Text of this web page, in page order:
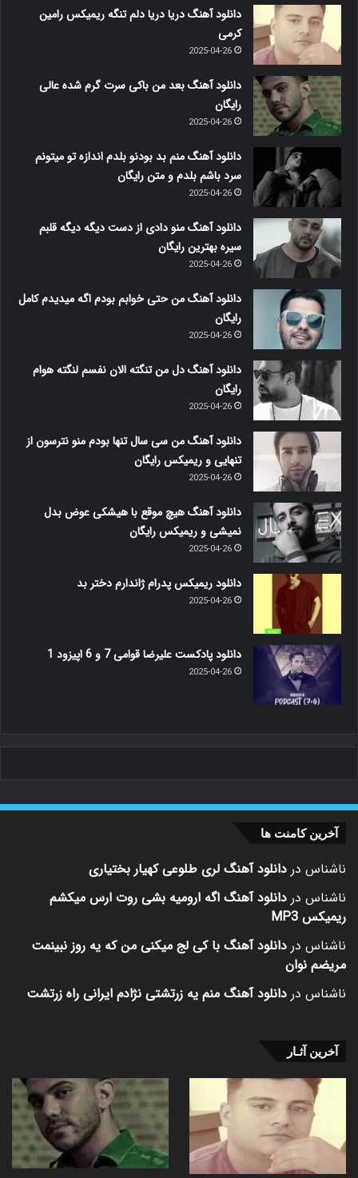
دانلود آهنگ دریا دریا دلم تنگه ریمیکس رامین
کرمی
2025-04-26
دانلود آهنگ بعد من باکی سرت گرم شده عالی
رایگان
2025-04-26
دانلود آهنگ منم بد بودنو بلدم اندازه تو میتونم
سرد باشم بلدم و متن رایگان
2025-04-26
دانلود آهنگ منو دادی از دست دیگه دیگه قلبم
سیره بهترین رایگان
2025-04-26
دانلود آهنگ من حتی خوابم بودم اگه میدیدم کامل
رایگان
2025-04-26
دانلود آهنگ دل من تنگته الان نفسم لنگته هوام
رایگان
2025-04-26
دانلود آهنگ من سی سال تنها بودم منو نترسون از
تنهایی و ریمیکس رایگان
2025-04-26
دانلود آهنگ هیچ موقع با هیشکی عوض بدل
نمیشی و ریمیکس رایگان
2025-04-26
دانلود ریمیکس پدرام ژاندارم دختر بد
2025-04-26
دانلود پادکست علیرضا قوامی 7 و 6 اپیزود 1
2025-04-26
آخرین کامنت ها
ناشناس در دانلود آهنگ لری طلوعی کهیار بختیاری
ناشناس در دانلود آهنگ اگه ارومیه بشی روت ارس میکشم
ریمیکس MP3
ناشناس در دانلود آهنگ با کی لج میکنی من که یه روز نبینمت
مریضم نوان
ناشناس در دانلود آهنگ منم یه زرتشتی نژادم ایرانی راه زرتشت
آخرین آثـار